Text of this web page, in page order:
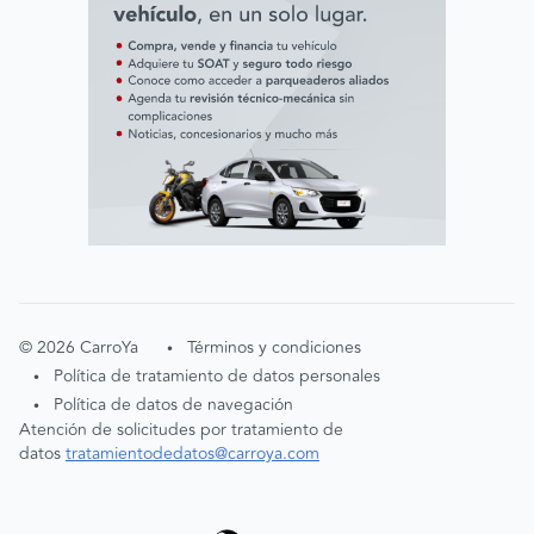
©2026 CarroYa • Términos y condiciones
• Política de tratamiento de datos personales
•
Política de datos de navegación
Atención de solicitudes por tratamiento de
datostratamientodedatos@carroya.com
Aceptación cookies